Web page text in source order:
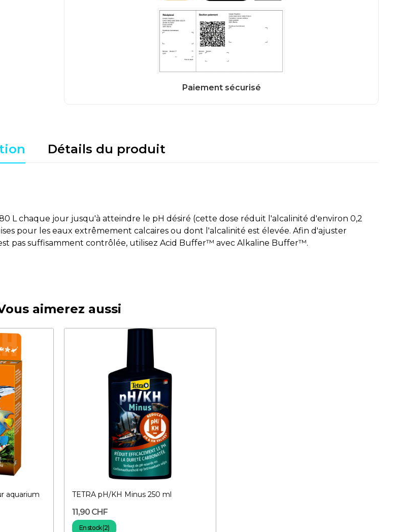
Détails du produit
L chaque jour jusqu'à atteindre le pH désiré (cette dose réduit l'alcalinité d'environ 0,2
pour les eaux extrêmement calcaires ou dont l'alcalinité est élevée. Afin d'ajuster
pas suffisamment contrôlée, utilisez Acid Buffer™ avec Alkaline Buffer™.
aimerez aussi
aquarium TETRA pH/KH Minus 250 ml
11,90 CHF
En stock (2)